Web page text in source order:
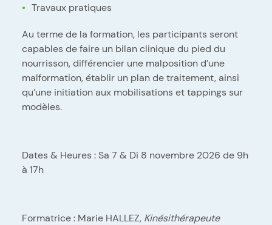
Travaux pratiques
Au terme de la formation, les participants seront
capables de faire un bilan clinique du pied du
nourrisson, différencier une malposition d’une
malformation, établir un plan de traitement, ainsi
qu’une initiation aux mobilisations et tappings sur
modèles.
Dates & Heures : Sa 7 & Di 8 novembre 2026 de 9h
à 17h
Formatrice : Marie HALLEZ, Kinésithérapeute